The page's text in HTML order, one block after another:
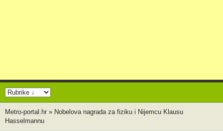
Metro-portal.hr » Nobelova nagrada za fiziku i Nijemcu Klausu
Hasselmannu